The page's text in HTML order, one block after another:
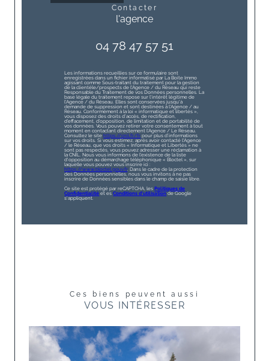
contacter
l'agence
04 78 47 57 51
Les informations recueillies sur ce formulaire sont
enregistrées dans un fichier informatisé par La Boite Immo
agissant comme Sous-traitant du traitement pour la gestion
de la clientèle/prospects de l'Agence / du Réseau qui reste
Responsable du Traitement de vos Données personnelles. La
base légale du traitement repose sur l'intérêt légitime de
l'Agence / du Réseau. Elles sont conservées jusqu'à
demande de suppression et sont destinées à l'Agence / au
Réseau. Conformément à la loi « informatique et libertés »,
vous disposez des droits d’accès, de rectification,
d’effacement, d’opposition, de limitation et de portabilité de
vos données. Vous pouvez retirer votre consentement à tout
moment en contactant directement l’Agence / Le Réseau.
Consultez le site https://cnil.fr/fr pour plus d’informations
sur vos droits. Si vous estimez, après avoir contacté l'Agence
/ le Réseau, que vos droits « Informatique et Libertés » ne
sont pas respectés, vous pouvez adresser une réclamation à
la CNIL. Nous vous informons de l’existence de la liste
d'opposition au démarchage téléphonique « Bloctel », sur
laquelle vous pouvez vous inscrire ici :
https://www.bloctel.gouv.fr. Dans le cadre de la protection
des Données personnelles, nous vous invitons à ne pas
inscrire de Données sensibles dans le champ de saisie libre.
Ce site est protégé par reCAPTCHA, les Politiques de
Confidentialité et esConditions d'utilisation de Google
s'appliquent.
Ces biens peuvent aussi
VOUS INTÉRESSER